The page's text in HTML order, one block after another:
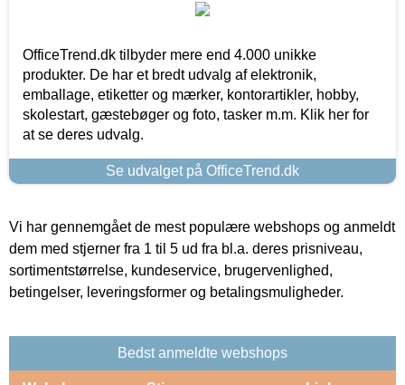
OfficeTrend.dk tilbyder mere end 4.000 unikke
produkter. De har et bredt udvalg af elektronik,
emballage, etiketter og mærker, kontorartikler, hobby,
skolestart, gæstebøger og foto, tasker m.m. Klik her for
at se deres udvalg.
Se udvalget på OfficeTrend.dk
Vi har gennemgået de mest populære webshops og anmeldt
dem med stjerner fra 1 til 5 ud fra bl.a. deres prisniveau,
sortimentstørrelse, kundeservice, brugervenlighed,
betingelser, leveringsformer og betalingsmuligheder.
Bedst anmeldte webshops